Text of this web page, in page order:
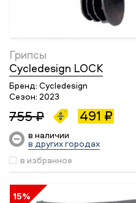
Грипсы
Cycledesign LOCK
Бренд: Cycledesign
Сезон: 2023
755 ₽ 491 ₽
в наличии
в других городах
в избранное
15%